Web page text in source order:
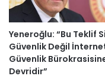
Yeneroğlu: “Bu Teklif
Güvenlik Değil
Güvenlik
Devridir”